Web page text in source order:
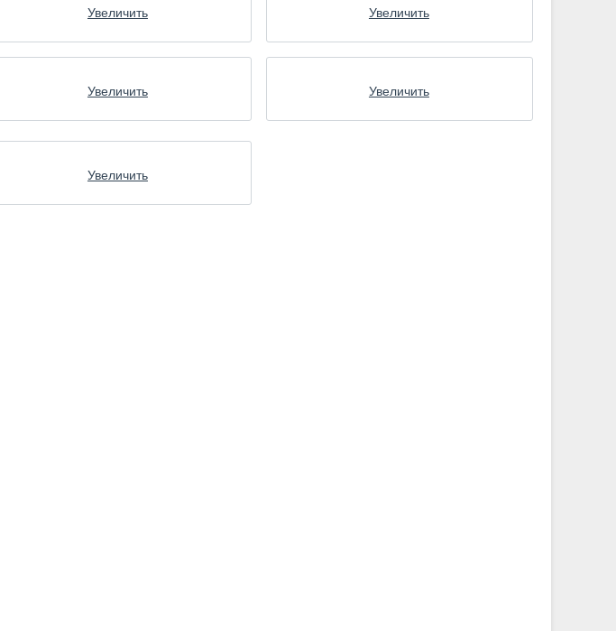
Увеличить Увеличить
Увеличить Увеличить
Увеличить